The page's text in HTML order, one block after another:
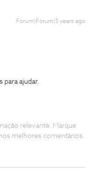
Forum|Forum|5 years ago
para ajudar.
relevante. Marque
melhores comentários.